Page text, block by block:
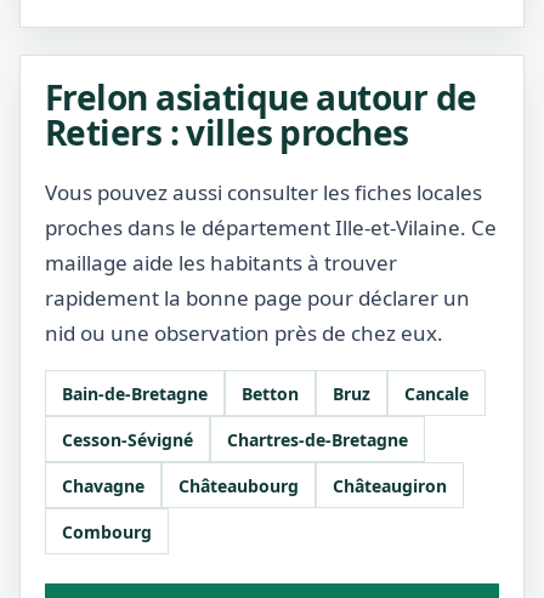
Frelon asiatique autour de
Retiers : villes proches
Vous pouvez aussi consulter les fiches locales
proches dans le département Ille-et-Vilaine. Ce
maillage aide les habitants à trouver
rapidement la bonne page pour déclarer un
nid ou une observation près de chez eux.
Bain-de-Bretagne Betton Bruz
Cancale
Cesson-Sévigné
Chartres-de-Bretagne
Chavagne
Châteaubourg
Châteaugiron
Combourg